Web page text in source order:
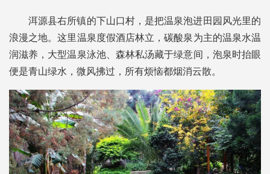
洱源县右所镇的下山口村，是把温泉泡进田园风光里的
浪漫之地。这里温泉度假酒店林立，碳酸泉为主的温泉水温
润滋养，大型温泉泳池、森林私汤藏于绿意间，泡泉时抬眼
便是青山绿水，微风拂过，所有烦恼都烟消云散。